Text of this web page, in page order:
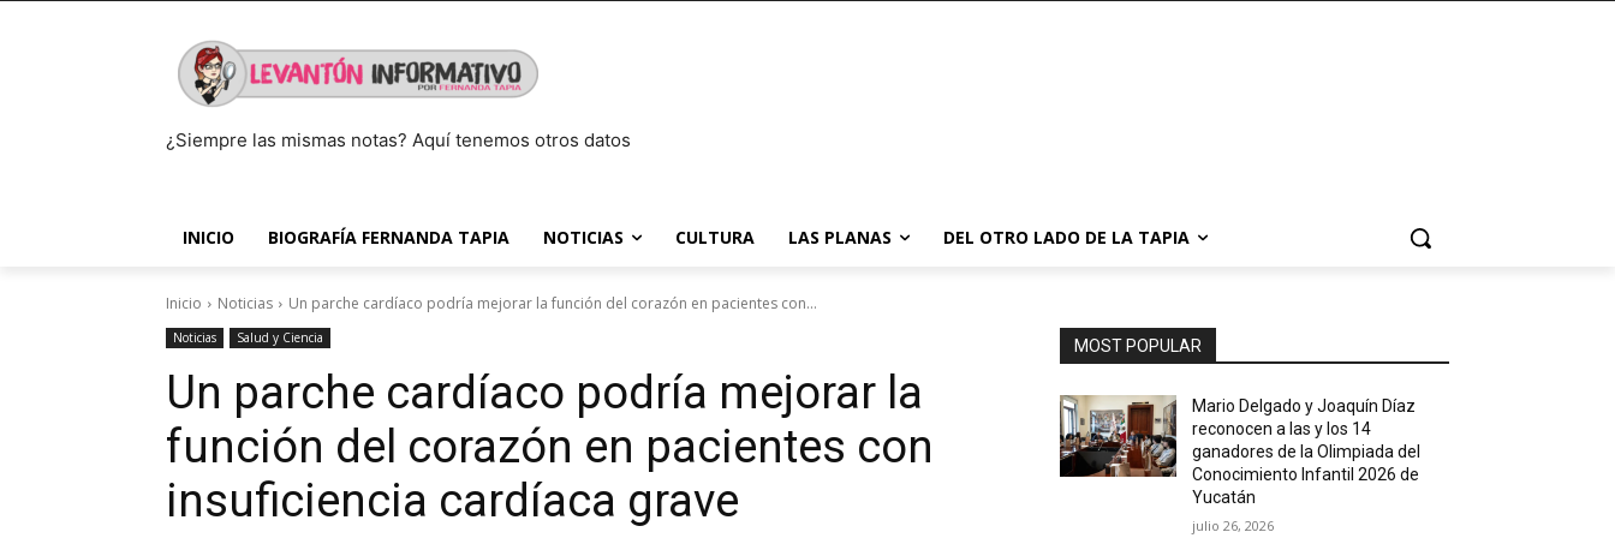
¿Siempre las mismas notas? Aquí tenemos otros datos
INICIO BIOGRAFÍA FERNANDA TAPIA NOTICIAS CULTURA LAS PLANAS DEL OTRO LADO DE LA TAPIA
Inicio Noticias Un parche cardíaco podría mejorar la función del corazón en pacientes con...
Noticias Salud y Ciencia
Un parche cardíaco podría mejorar la
función del corazón en pacientes con
insuficiencia cardíaca grave
MOST POPULAR
Mario Delgado y Joaquín Díaz
reconocen a las y los 14
ganadores de la Olimpiada del
Conocimiento Infantil 2026 de
Yucatán
julio 26, 2026